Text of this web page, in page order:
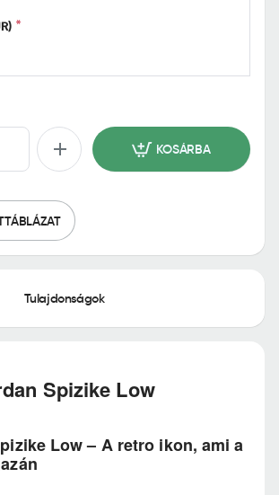
KOSÁRBA
Tulajdonságok
Spizike Low
Low – A retro ikon, ami a